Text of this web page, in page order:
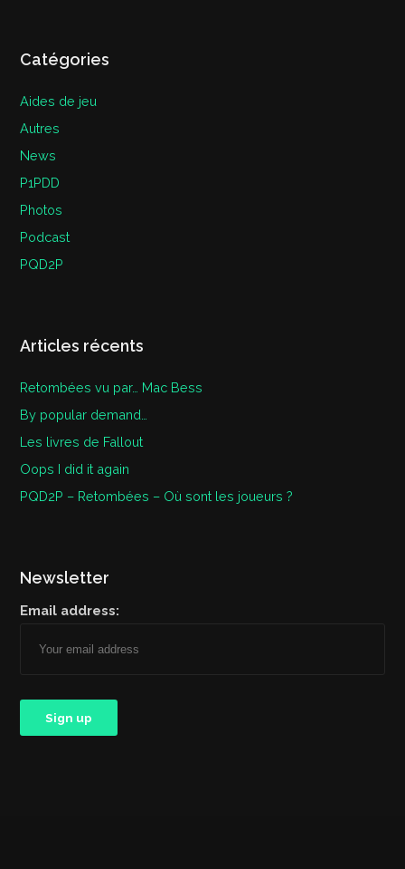
Catégories
Aides de jeu
Autres
News
P1PDD
Photos
Podcast
PQD2P
Articles récents
Retombées vu par… Mac Bess
By popular demand…
Les livres de Fallout
Oops I did it again
PQD2P – Retombées – Où sont les joueurs ?
Newsletter
Email address: